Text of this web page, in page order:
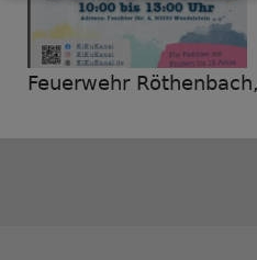
Feuerwehr